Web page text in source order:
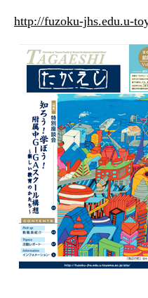
http://fuzoku-jhs.edu.u-